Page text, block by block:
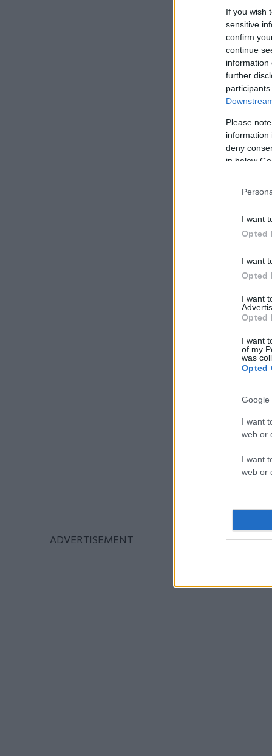
If you wish
sensitive
confirm
continue
information
further
Please
information
deny
in below
I want
Opted
I want
Opted
I want
Opted
I want
of my
was
Opted
Google
I want
web or
I want
web or